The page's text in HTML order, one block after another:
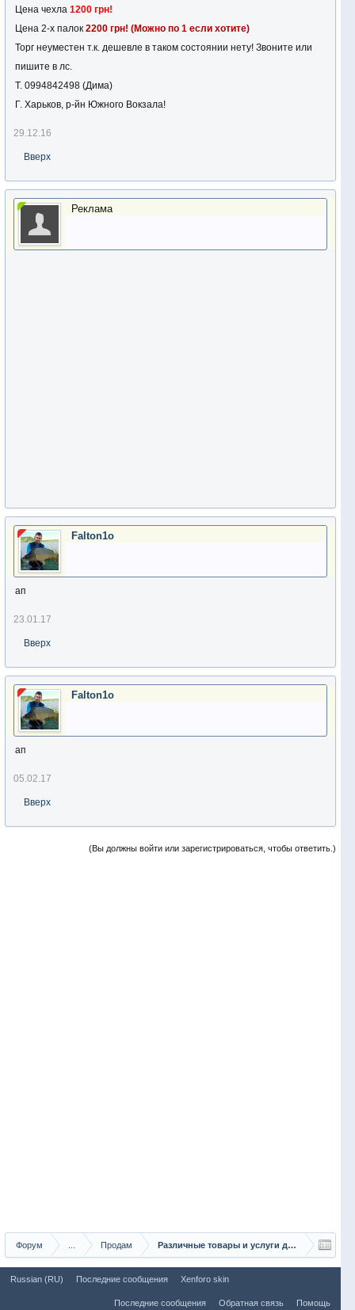
Цена чехла 1200 грн!
Цена 2-х палок 2200 грн! (Можно по 1 если хотите)
Торг неуместен т.к. дешевле в таком состоянии нету! Звоните или
пишите в лс.
Т. 0994842498 (Дима)
Г. Харьков, р-йн Южного Вокзала!
29.12.16
Вверх
Реклама
Falton1o
ап
23.01.17
Вверх
Falton1o
ап
05.02.17
Вверх
(Вы должны войти или зарегистрироваться, чтобы ответить.)
Форум Продам Различные товары и услуги для рыбаков
Russian (RU) Последние сообщения Xenforo skin
Последние сообщения Обратная связь Помощь